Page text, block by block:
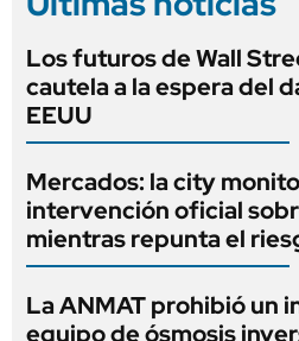
Los futuros de Wall
cautela a la espera del
EEUU
Mercados: la city
intervención oficial
mientras repunta el
La ANMAT prohibió un
equipo de ósmosis